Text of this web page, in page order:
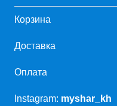
Корзина
Доставка
Оплата
Instagram: myshar_kh